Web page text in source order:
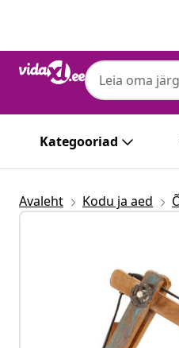
Kategooriad
vidaXL
vidaXL
Avaleht Kodu ja aed